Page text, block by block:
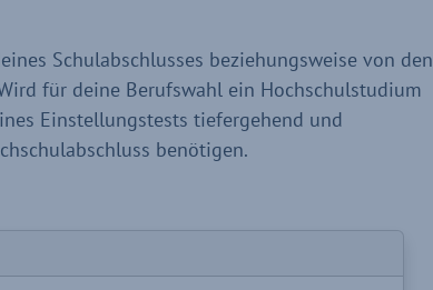
Schulabschlusses beziehungsweise von den
für deine Berufswahl ein Hochschulstudium
Einstellungstests tiefergehend und
benötigen.